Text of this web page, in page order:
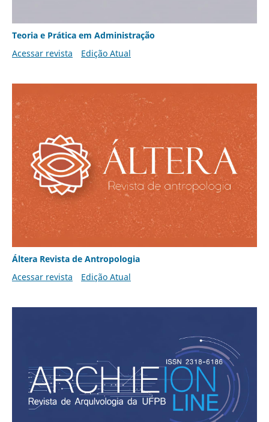
Teoria e Prática em Administração
Acessar revista
Edição Atual
Áltera Revista de Antropologia
Acessar revista
Edição Atual